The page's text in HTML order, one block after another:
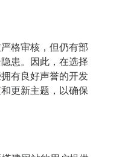
格审核，但仍有部
患。因此，在选择
有良好声誉的开发
更新主题，以确保